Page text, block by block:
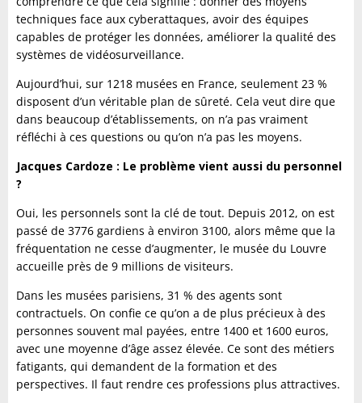
techniques face aux cyberattaques, avoir des équipes
capables de protéger les données, améliorer la qualité des
systèmes de vidéosurveillance.
Aujourd’hui, sur 1218 musées en France, seulement 23 %
disposent d’un véritable plan de sûreté. Cela veut dire que
dans beaucoup d’établissements, on n’a pas vraiment
réfléchi à ces questions ou qu’on n’a pas les moyens.
Jacques Cardoze : Le problème vient aussi du personnel
?
Oui, les personnels sont la clé de tout. Depuis 2012, on est
passé de 3776 gardiens à environ 3100, alors même que la
fréquentation ne cesse d’augmenter, le musée du Louvre
accueille près de 9 millions de visiteurs.
Dans les musées parisiens, 31 % des agents sont
contractuels. On confie ce qu’on a de plus précieux à des
personnes souvent mal payées, entre 1400 et 1600 euros,
avec une moyenne d’âge assez élevée. Ce sont des métiers
fatigants, qui demandent de la formation et des
perspectives. Il faut rendre ces professions plus attractives.